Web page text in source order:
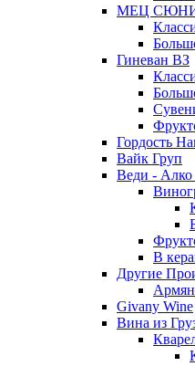
МЕЦ
Гиневан ВЗ
Гордость
Вайк Груп
Веди -
В
Другие
Givany Wine
Вина из